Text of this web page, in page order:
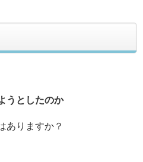
うとしたのか
ありますか？